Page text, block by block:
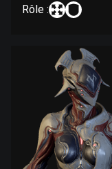
Rôle :